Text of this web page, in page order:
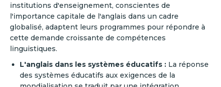
institutions d'enseignement, conscientes de
l'importance capitale de l'anglais dans un cadre
globalisé, adaptent leurs programmes pour répondre à
cette demande croissante de compétences
linguistiques.
L'anglais dans les systèmes éducatifs : La réponse
des systèmes éducatifs aux exigences de la